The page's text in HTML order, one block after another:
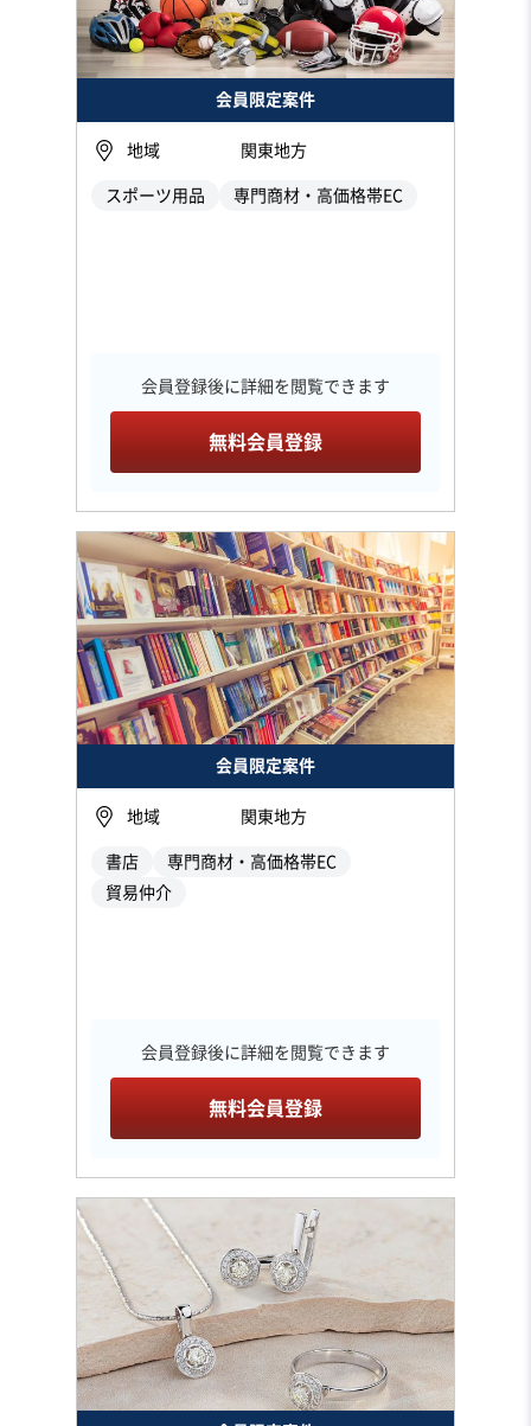
会員限定案件
地域 関東地方
スポーツ用品 専門商材・高価格帯EC
会員登録後に詳細を閲覧できます
無料会員登録
会員限定案件
地域 関東地方
書店
専門商材・高価格帯EC
貿易仲介
会員登録後に詳細を閲覧できます
無料会員登録